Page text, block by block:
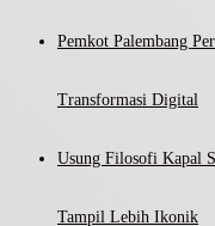
Pemkot Palembang
Transformasi Digital
Usung Filosofi Kapal
Tampil Lebih Ikonik